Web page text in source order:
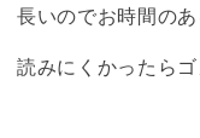
長いのでお時間の
読みにくかったらゴ